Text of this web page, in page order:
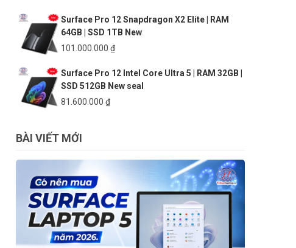
Surface Pro 12 Snapdragon X2 Elite | RAM
64GB | SSD 1TB New
101.000.000 ₫
Surface Pro 12 Intel Core Ultra 5 | RAM 32GB |
SSD 512GB New seal
81.600.000 ₫
BÀI VIẾT MỚI